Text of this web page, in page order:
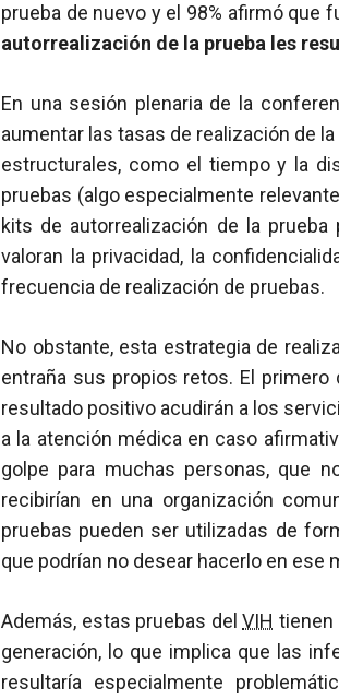
prueba de nuevo y el 98% afirmó que
autorrealización de la prueba les
En una sesión plenaria de la
aumentar las tasas de realización de la
estructurales, como el tiempo y la
pruebas (algo especialmente
kits de autorrealización de la
valoran la privacidad, la
frecuencia de realización de pruebas.
No obstante, esta estrategia de
entraña sus propios retos. El
resultado positivo acudirán a los
a la atención médica en caso
golpe para muchas personas, que
recibirían en una organización
pruebas pueden ser utilizadas de
que podrían no desear hacerlo en ese
Además, estas pruebas delVIH tienen
generación, lo que implica que las
resultaría especialmente